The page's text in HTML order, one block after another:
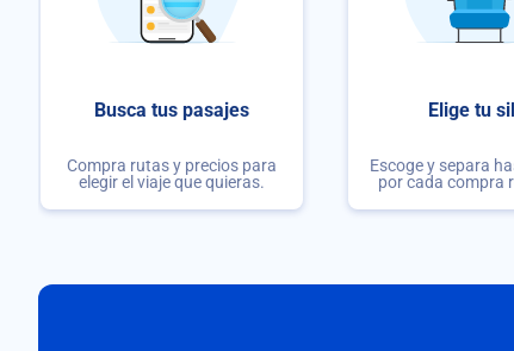
Busca tus pasajes
Compra rutas y precios para
elegir el viaje que quieras.
Elige tu
Escoge y separa
por cada compra